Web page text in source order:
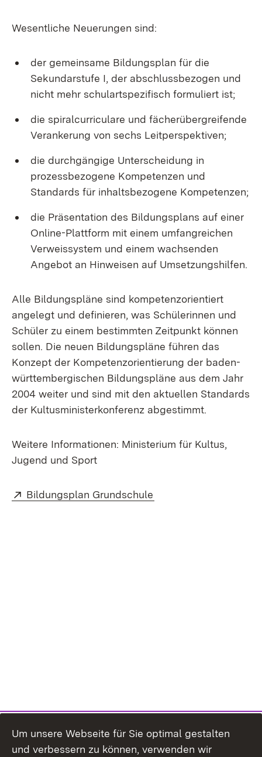
Wesentliche Neuerungen sind:
der gemeinsame Bildungsplan für die
Sekundarstufe I, der abschlussbezogen und
nicht mehr schulartspezifisch formuliert ist;
die spiralcurriculare und fächerübergreifende
Verankerung von sechs Leitperspektiven;
die durchgängige Unterscheidung in
prozessbezogene Kompetenzen und
Standards für inhaltsbezogene Kompetenzen;
die Präsentation des Bildungsplans auf einer
Online-Plattform mit einem umfangreichen
Verweissystem und einem wachsenden
Angebot an Hinweisen auf Umsetzungshilfen.
Alle Bildungspläne sind kompetenzorientiert
angelegt und definieren, was Schülerinnen und
Schüler zu einem bestimmten Zeitpunkt können
sollen. Die neuen Bildungspläne führen das
Konzept der Kompetenzorientierung der baden-
württembergischen Bildungspläne aus dem Jahr
2004 weiter und sind mit den aktuellen Standards
der Kultusministerkonferenz abgestimmt.
Weitere Informationen: Ministerium für Kultus,
Jugend und Sport
Extern:
Bildungsplan Grundschule
Um unsere Webseite für Sie optimal gestalten
und verbessern zu können, verwenden wir